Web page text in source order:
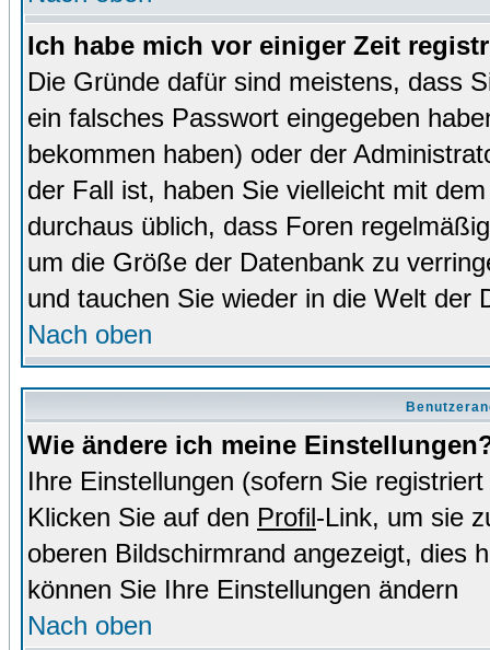
Ich habe mich vor einiger Zeit
Die Gründe dafür sind meistens, dass
ein falsches Passwort eingegeben
bekommen haben) oder der
der Fall ist, haben Sie vielleicht mit
durchaus üblich, dass Foren
um die Größe der Datenbank zu
und tauchen Sie wieder in die Welt der
Nach oben
Wie ändere ich meine
Ihre Einstellungen (sofern Sie
Klicken Sie auf den Profil-Link, um sie
oberen Bildschirmrand angezeigt, dies
können Sie Ihre Einstellungen ändern
Nach oben